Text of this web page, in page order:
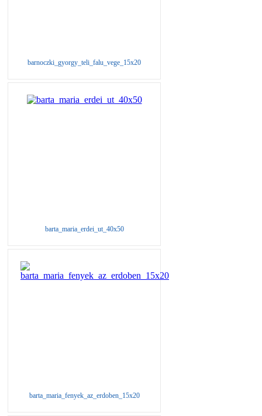
barnoczki_gyorgy_teli_falu_vege_15x20
barta_maria_erdei_ut_40x50
barta_maria_fenyek_az_erdoben_15x20